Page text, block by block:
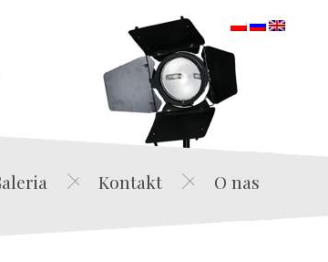
Edwin Film Agencja Aktorska
Kontakt O nas